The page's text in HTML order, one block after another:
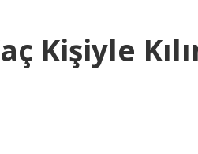
Kişiyle